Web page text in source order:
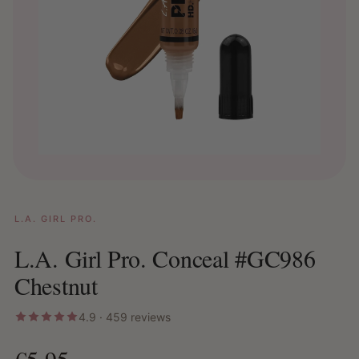
L.A. GIRL PRO.
L.A. Girl Pro. Conceal #GC986
Chestnut
4.9 · 459 reviews